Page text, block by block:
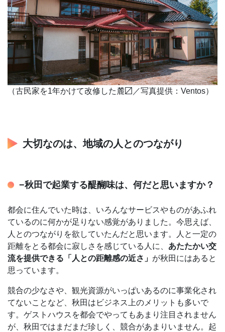
（古民家を1年かけて改修した麓〼／写真提供：Ventos）
大切なのは、地域の人とのつながり
−秋田で起業する醍醐味は、何だと思いますか？
都会に住んでいた時は、いろんなサービスやものがあふれ
ているのに何かが足りない感覚がありました。今思えば、
人とのつながりを欲していたんだと思います。人と一定の
距離をとる都会に寂しさを感じている人に、 あたたかい交
流を提供できる「人との距離感の近さ」 が秋田にはあると
思っています。
競合の少なさや、観光資源がいっぱいあるのに事業化され
てないことなど、秋田はビジネス上のメリットも多いで
す。ゲストハウスを都会でやってもあまり注目されません
が、秋田ではまだまだ珍しく、競合があまりいません。起